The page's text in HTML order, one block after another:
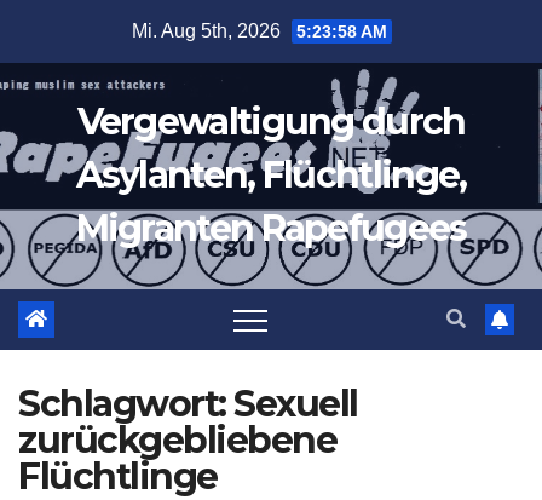
springen
Mi. Aug 5th, 2026 5:23:58 AM
Vergewaltigung durch
Asylanten, Flüchtlinge,
Migranten Rapefugees
Schlagwort:Sexuell
zurückgebliebene
Flüchtlinge